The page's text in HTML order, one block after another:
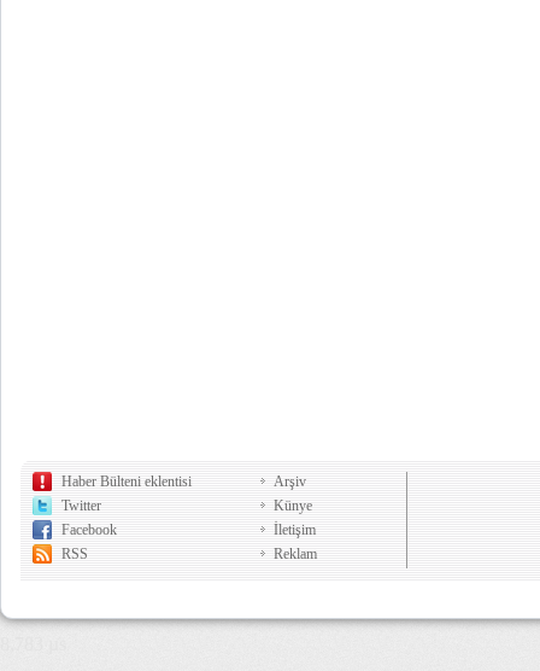
Haber Bülteni eklentisi
Twitter
Facebook
RSS
Arşiv
Künye
İletişim
Reklam